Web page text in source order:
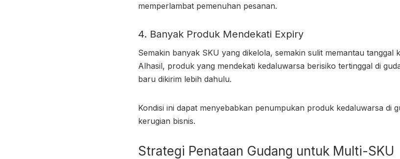
memperlambat pemenuhan pesanan.
4. Banyak Produk Mendekati Expiry
Semakin banyak SKU yang dikelola, semakin sulit memantau tanggal
Alhasil, produk yang mendekati kedaluwarsa berisiko tertinggal di
baru dikirim lebih dahulu.
Kondisi ini dapat menyebabkan penumpukan produk kedaluwarsa di
kerugian bisnis.
Strategi Penataan Gudang untuk Multi-SKU